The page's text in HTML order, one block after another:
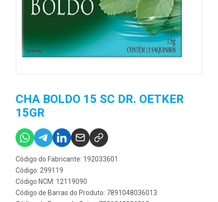
CHA BOLDO 15 SC DR. OETKER
15GR
Código do Fabricante: 192033601
Código: 299119
Código NCM: 12119090
Código de Barras do Produto: 7891048036013